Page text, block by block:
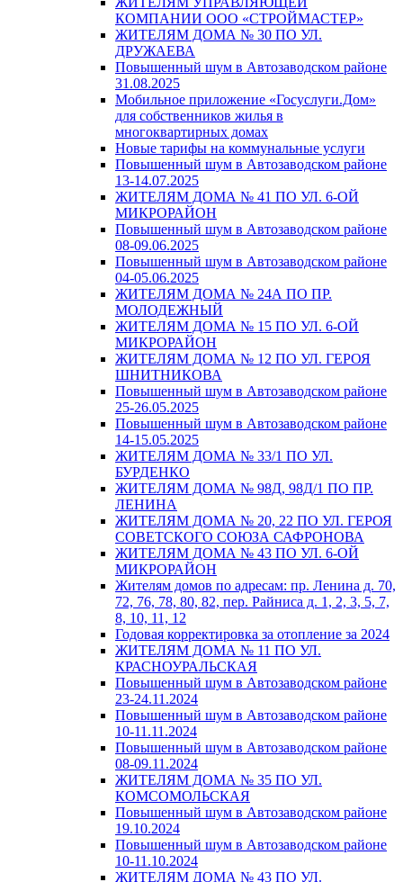
КОМПАНИИ ООО «СТРОЙМАСТЕР»
ЖИТЕЛЯМ ДОМА № 30 ПО УЛ.
ДРУЖАЕВА
Повышенный шум в Автозаводском районе
31.08.2025
Мобильное приложение «Госуслуги.Дом»
для собственников жилья в
многоквартирных домах
Новые тарифы на коммунальные услуги
Повышенный шум в Автозаводском районе
13-14.07.2025
ЖИТЕЛЯМ ДОМА № 41 ПО УЛ. 6-ОЙ
МИКРОРАЙОН
Повышенный шум в Автозаводском районе
08-09.06.2025
Повышенный шум в Автозаводском районе
04-05.06.2025
ЖИТЕЛЯМ ДОМА № 24А ПО ПР.
МОЛОДЕЖНЫЙ
ЖИТЕЛЯМ ДОМА № 15 ПО УЛ. 6-ОЙ
МИКРОРАЙОН
ЖИТЕЛЯМ ДОМА № 12 ПО УЛ. ГЕРОЯ
ШНИТНИКОВА
Повышенный шум в Автозаводском районе
25-26.05.2025
Повышенный шум в Автозаводском районе
14-15.05.2025
ЖИТЕЛЯМ ДОМА № 33/1 ПО УЛ.
БУРДЕНКО
ЖИТЕЛЯМ ДОМА № 98Д, 98Д/1 ПО ПР.
ЛЕНИНА
ЖИТЕЛЯМ ДОМА № 20, 22 ПО УЛ. ГЕРОЯ
СОВЕТСКОГО СОЮЗА САФРОНОВА
ЖИТЕЛЯМ ДОМА № 43 ПО УЛ. 6-ОЙ
МИКРОРАЙОН
Жителям домов по адресам: пр. Ленина д. 70,
72, 76, 78, 80, 82, пер. Райниса д. 1, 2, 3, 5, 7,
8, 10, 11, 12
Годовая корректировка за отопление за 2024
ЖИТЕЛЯМ ДОМА № 11 ПО УЛ.
КРАСНОУРАЛЬСКАЯ
Повышенный шум в Автозаводском районе
23-24.11.2024
Повышенный шум в Автозаводском районе
10-11.11.2024
Повышенный шум в Автозаводском районе
08-09.11.2024
ЖИТЕЛЯМ ДОМА № 35 ПО УЛ.
КОМСОМОЛЬСКАЯ
Повышенный шум в Автозаводском районе
19.10.2024
Повышенный шум в Автозаводском районе
10-11.10.2024
ЖИТЕЛЯМ ДОМА № 43 ПО УЛ.